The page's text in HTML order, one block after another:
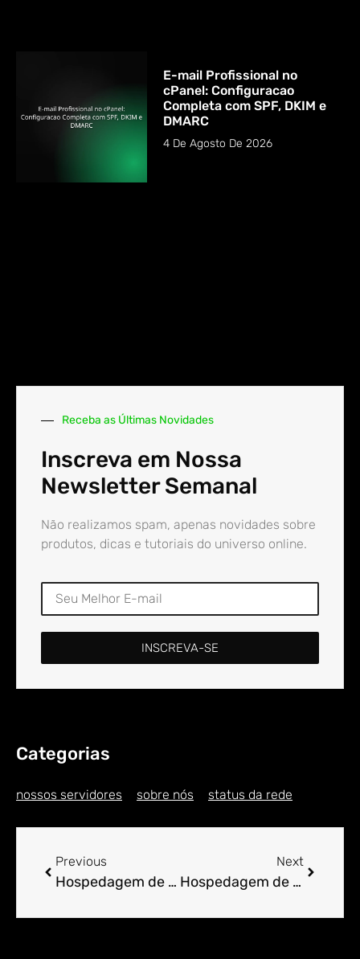
E-mail Profissional no
cPanel: Configuracao
Completa com SPF, DKIM e
DMARC
4 De Agosto De 2026
Receba as Últimas Novidades
Inscreva em Nossa
Newsletter Semanal
Não realizamos spam, apenas novidades sobre
produtos, dicas e tutoriais do universo online.
INSCREVA-SE
Categorias
nossos servidores sobre nós status da rede
Previous
Hospedagem de Sites para Engenheiro em Abaetetuba
Next
Hospedagem de Sites para Engenheiro em Abaiara